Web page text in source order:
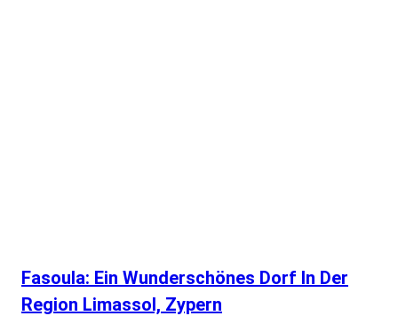
Fasoula: Ein Wunderschönes Dorf In Der
Region Limassol, Zypern